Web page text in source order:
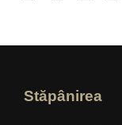
Stăpânirea